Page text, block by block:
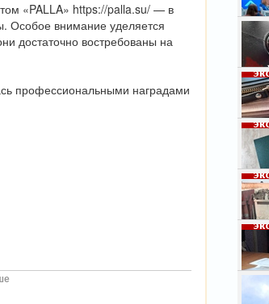
«PALLA» https://palla.su/ — в
Особое внимание уделяется
достаточно востребованы на
профессиональными наградами
13
12
8
5
4